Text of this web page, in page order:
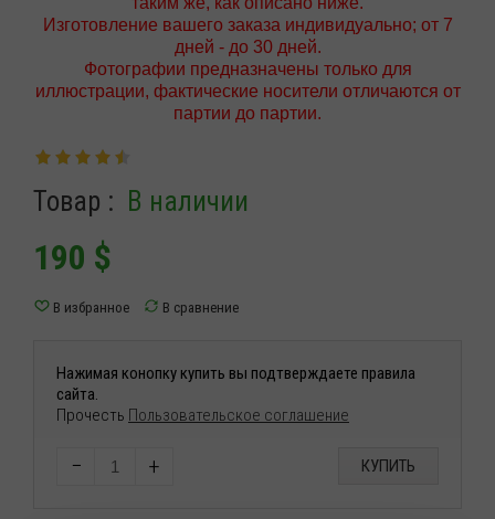
Изготовление вашего заказа индивидуально; от 7
дней - до 30 дней.
Фотографии предназначены только для
иллюстрации, фактические носители отличаются от
партии до партии.
Товар : В наличии
190 $
Нажимая конопку купить вы подтверждаете правила
сайта.
Прочесть Пользовательское соглашение
− + КУПИТЬ